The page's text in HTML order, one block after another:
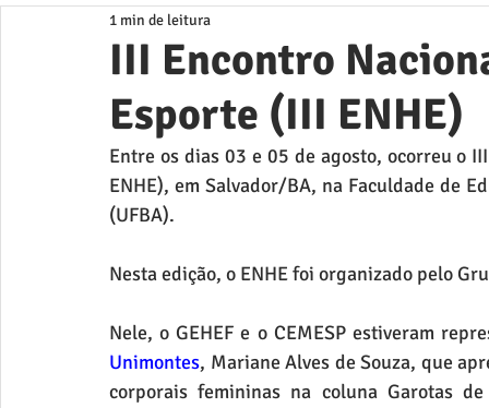
III Encontro
Esporte (III ENHE)
1 min de leitura
Entre os dias 03 e 05 de agosto, ocorreu o
ENHE), em Salvador/BA, na Faculdade de
(UFBA).
Nesta edição, o ENHE foi organizado pelo
Nele, o GEHEF e o CEMESP estiveram
Unimontes, Mariane Alves de Souza, que
corporais femininas na coluna Garotas